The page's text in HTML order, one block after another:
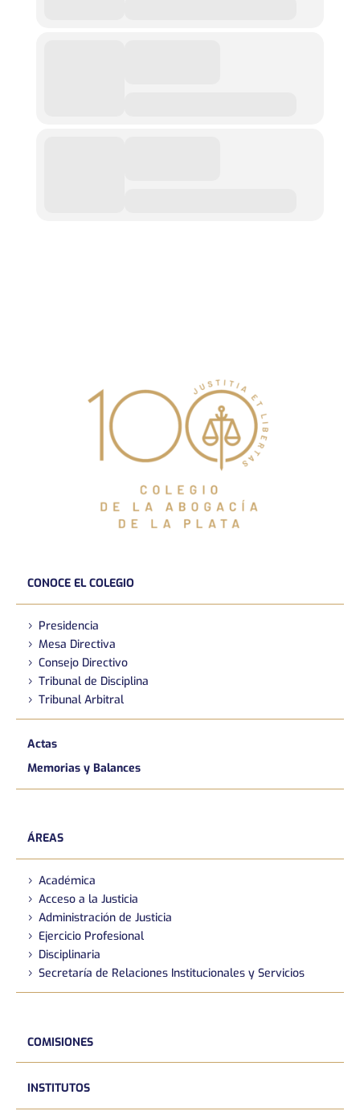
CONOCE EL COLEGIO
Presidencia
Mesa Directiva
Consejo Directivo
Tribunal de Disciplina
Tribunal Arbitral
Actas
Memorias y Balances
ÁREAS
Académica
Acceso a la Justicia
Administración de Justicia
Ejercicio Profesional
Disciplinaria
Secretaría de Relaciones Institucionales y Servicios
COMISIONES
INSTITUTOS